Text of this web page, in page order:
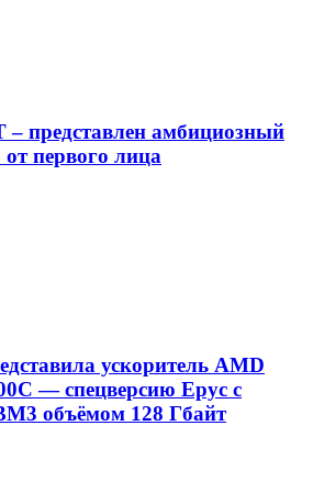
– представлен амбициозный
от первого лица
ускоритель AMD
— спецверсию Epyc с
объёмом 128 Гбайт